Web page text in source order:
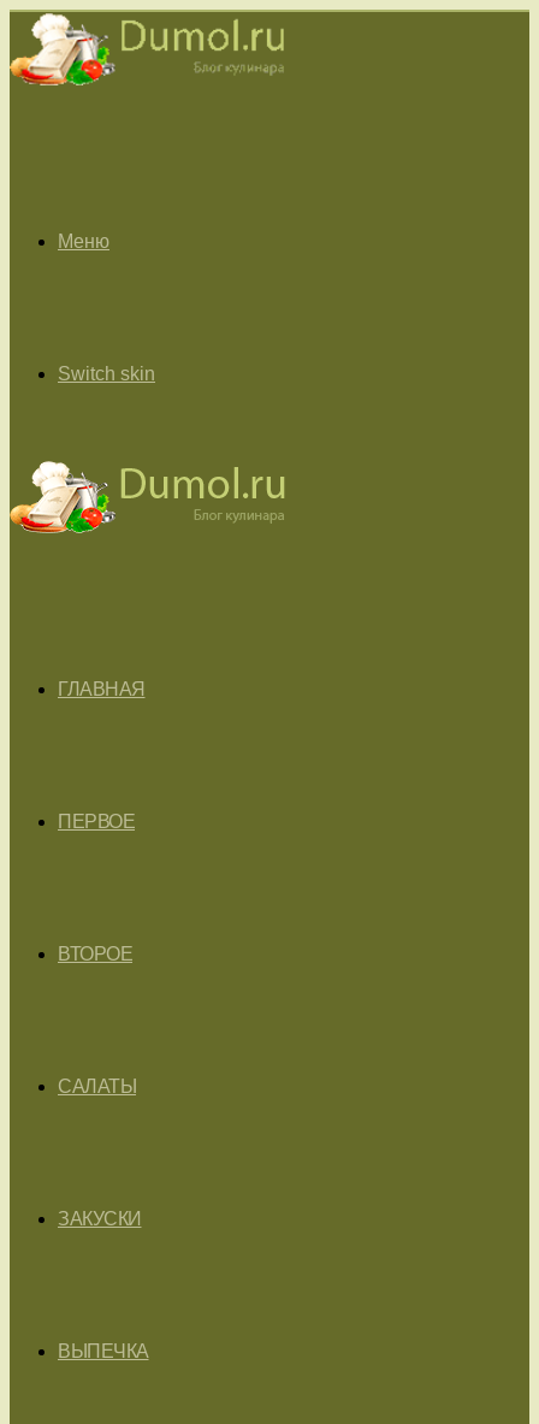
Меню
Switch skin
ГЛАВНАЯ
ПЕРВОЕ
ВТОРОЕ
САЛАТЫ
ЗАКУСКИ
ВЫПЕЧКА